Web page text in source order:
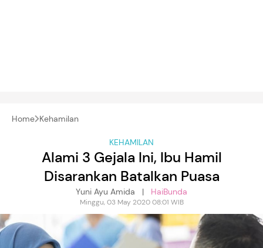
Home Kehamilan
KEHAMILAN
Alami 3 Gejala Ini, Ibu Hamil
Disarankan Batalkan Puasa
Yuni Ayu Amida | HaiBunda
Minggu, 03 May 2020 08:01 WIB